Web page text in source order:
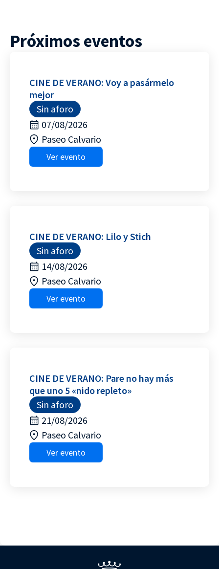
Próximos eventos
CINE DE VERANO: Voy a pasármelo
mejor
Sin aforo
07/08/2026
Paseo Calvario
Ver evento
CINE DE VERANO: Lilo y Stich
Sin aforo
14/08/2026
Paseo Calvario
Ver evento
CINE DE VERANO: Pare no hay más
que uno 5 «nido repleto»
Sin aforo
21/08/2026
Paseo Calvario
Ver evento